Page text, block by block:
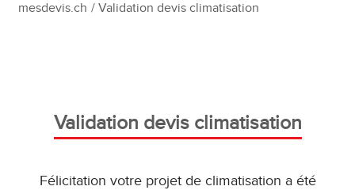
Validation devis climatisation
Félicitation votre projet de climatisation a été
mesdevis.ch / Validation devis climatisation